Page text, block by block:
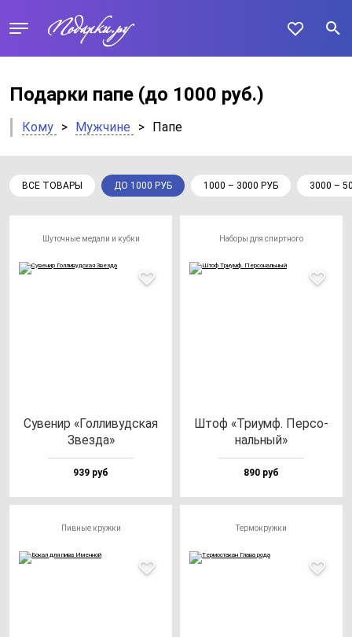
Подарки папе (до 1000 руб.)
Кому > Мужчине > Папе
ВСЕ ТОВАРЫ ДО 1000 РУБ 1000 – 3000 РУБ 3000 –
Шуточные медали и кубки
Суве­нир «Гол­ли­вуд­ская
Звез­да»
939 руб
Наборы для спиртного
Штоф «Три­умф. Пер­со­
наль­ный»
890 руб
Пивные кружки Термокружки